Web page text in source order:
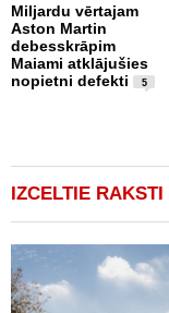
Miljardu vērtajam
Aston Martin
debesskrāpim
Maiami atklājušies
nopietni defekti
5
IZCELTIE RAKSTI